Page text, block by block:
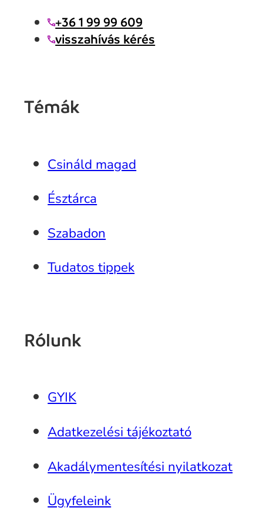
+36 1 99 99 609
visszahívás kérés
Témák
Csináld magad
Észtárca
Szabadon
Tudatos tippek
Rólunk
GYIK
Adatkezelési tájékoztató
Akadálymentesítési nyilatkozat
Ügyfeleink